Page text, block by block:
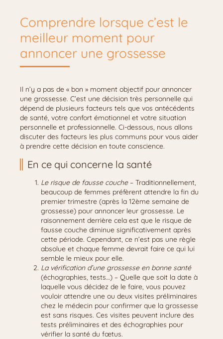
Comprendre lorsque c’est le
meilleur moment pour
annoncer une grossesse
Il n’y a pas de « bon » moment objectif pour annoncer
une grossesse. C’est une décision très personnelle qui
dépend de plusieurs facteurs tels que vos antécédents
de santé, votre confort émotionnel et votre situation
personnelle et professionnelle. Ci-dessous, nous allons
discuter des facteurs les plus communs pour vous aider
à prendre cette décision en toute conscience.
En ce qui concerne la santé
Le risque de fausse couche– Traditionnellement,
beaucoup de femmes préfèrent attendre la fin du
premier trimestre (après la 12ème semaine de
grossesse) pour annoncer leur grossesse. Le
raisonnement derrière cela est que le risque de
fausse couche diminue significativement après
cette période. Cependant, ce n’est pas une règle
absolue et chaque femme devrait faire ce qui lui
semble le mieux pour elle.
La vérification d’une grossesse en bonne santé
(échographies, tests…) – Quelle que soit la date à
laquelle vous décidez de le faire, vous pouvez
vouloir attendre une ou deux visites préliminaires
chez le médecin pour confirmer que la grossesse
est sans risques. Ces visites peuvent inclure des
tests préliminaires et des échographies pour
vérifier la santé du fœtus.